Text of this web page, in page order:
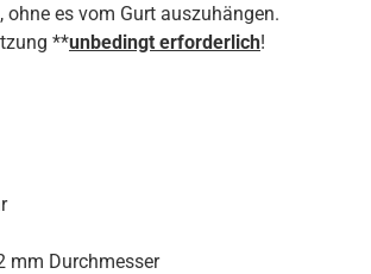
es vom Gurt auszuhängen.
**unbedingt erforderlich!
mm Durchmesser